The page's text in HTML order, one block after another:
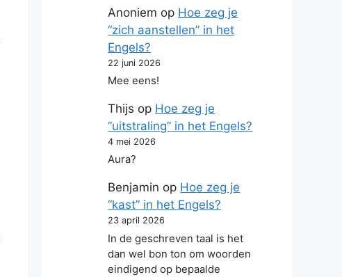
Anoniem op Hoe zeg je
“zich aanstellen” in het
Engels?
22 juni 2026
Mee eens!
Thijs op Hoe zeg je
“uitstraling” in het Engels?
4 mei 2026
Aura?
Benjamin op Hoe zeg je
“kast” in het Engels?
23 april 2026
In de geschreven taal is het
dan wel bon ton om woorden
eindigend op bepaalde